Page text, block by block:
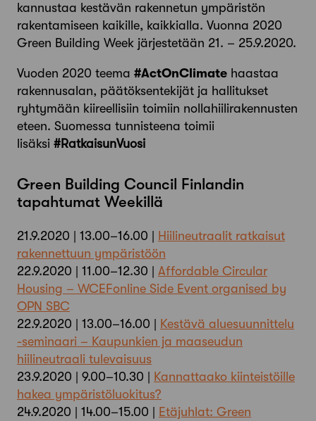
kannustaa kestävän rakennetun ympäristön
rakentamiseen kaikille, kaikkialla. Vuonna 2020
Green Building Week järjestetään 21. – 25.9.2020.
Vuoden 2020 teema #ActOnClimate haastaa
rakennusalan, päätöksentekijät ja hallitukset
ryhtymään kiireellisiin toimiin nollahiilirakennusten
eteen. Suomessa tunnisteena toimii
lisäksi #RatkaisunVuosi
Green Building Council Finlandin
tapahtumat Weekillä
21.9.2020 | 13.00–16.00 |
Hiilineutraalit ratkaisut
rakennettuun ympäristöön
22.9.2020 | 11.00–12.30 | Affordable Circular
Housing – WCEFonline Side Event organised by
OPN SBC
22.9.2020 | 13.00–16.00 |
Kestävä aluesuunnittelu
-seminaari – Kaupunkien ja maaseudun
hiilineutraali tulevaisuus
23.9.2020 | 9.00–10.30 |
Kannattaako kiinteistöille
hakea ympäristöluokitus?
24.9.2020 | 14.00–15.00 |
Etäjuhlat: Green